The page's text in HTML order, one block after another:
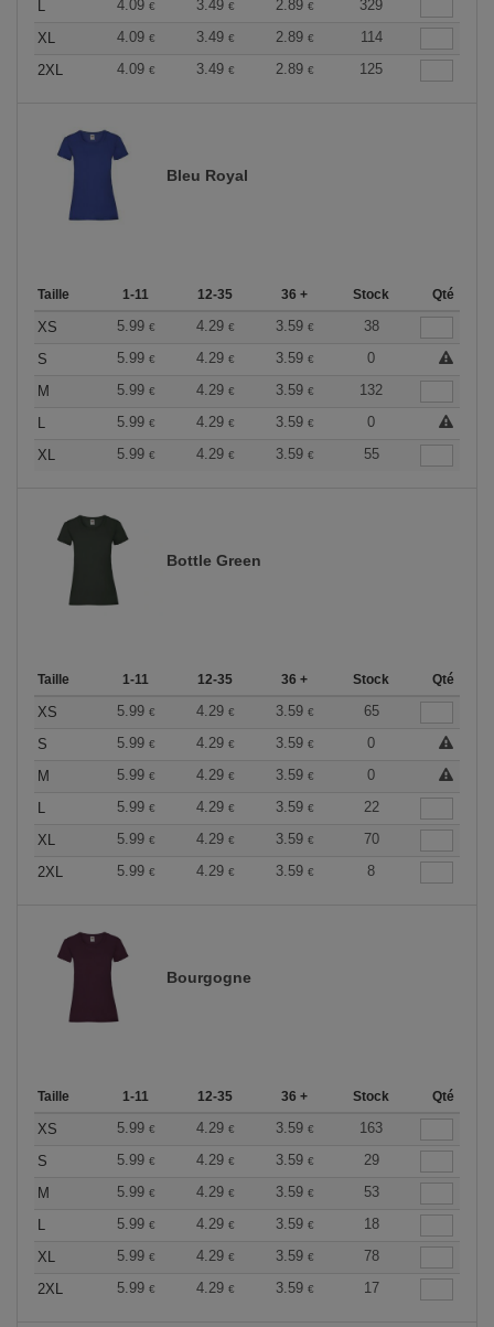
L 4.09 € 3.49 € 2.89 €
329
XL
4.09 € 3.49 € 2.89 €
114
2XL
4.09 € 3.49 € 2.89 € 125
Bleu Royal
Taille 1-11 12-35 36 + Stock Qté
XS 5.99 € 4.29 € 3.59 €
38
S
5.99 € 4.29 € 3.59 €
0
M
5.99 € 4.29 € 3.59 €
132
L
5.99 € 4.29 € 3.59 €
0
XL
5.99 € 4.29 € 3.59 € 55
Bottle Green
Taille 1-11 12-35 36 + Stock Qté
XS 5.99 € 4.29 € 3.59 €
65
S
5.99 € 4.29 € 3.59 €
0
M
5.99 € 4.29 € 3.59 €
0
L
5.99 € 4.29 € 3.59 €
22
XL
5.99 € 4.29 € 3.59 €
70
2XL
5.99 € 4.29 € 3.59 € 8
Bourgogne
Taille 1-11 12-35 36 + Stock Qté
XS 5.99 € 4.29 € 3.59 €
163
S
5.99 € 4.29 € 3.59 €
29
M
5.99 € 4.29 € 3.59 €
53
L
5.99 € 4.29 € 3.59 €
18
XL
5.99 € 4.29 € 3.59 €
78
2XL
5.99 € 4.29 € 3.59 € 17